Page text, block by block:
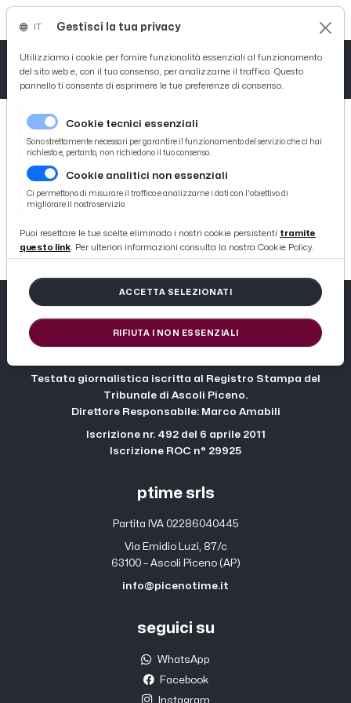
404
Testata giornalistica iscritta al Registro Stampa del
Tribunale di Ascoli Piceno.
Direttore Responsabile: Marco Amabili
Iscrizione nr. 492 del 6 aprile 2011
Iscrizione ROC n° 29925
ptime srls
Partita IVA 02286040445
Via Emidio Luzi, 87/c
63100 – Ascoli Piceno (AP)
info@picenotime.it
seguici su
WhatsApp
Facebook
Instagram
Gestisci la tua privacy
Utilizziamo i cookie per fornire funzionalità essenziali al funzionamento
del sito web e, con il tuo consenso, per analizzarne il traffico. Questo
pannello ti consente di esprimere le tue preferenze di consenso.
Cookie tecnici essenziali
Sono strettamente necessari per garantire il funzionamento del servizio che ci hai
richiesto e, pertanto, non richiedono il tuo consenso.
Cookie analitici non essenziali
Ci permettono di misurare il traffico e analizzarne i dati con l'obiettivo di
migliorare il nostro servizio.
Puoi resettare le tue scelte eliminado i nostri cookie persistenti tramite
questo link. Per ulteriori informazioni consulta la nostra Cookie Policy.
ACCETTA SELEZIONATI
RIFIUTA I NON ESSENZIALI
Tutto News
Tutto Sport
Basket
Ciclismo
Tutto Curiosità